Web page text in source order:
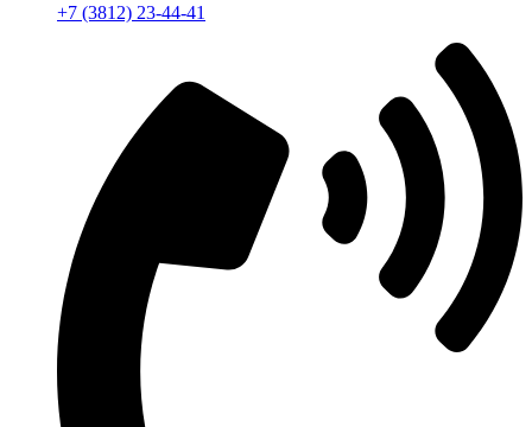
+7 (3812) 23-44-41